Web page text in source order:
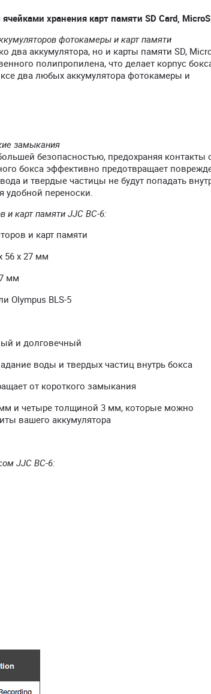
хранения карт памяти SD Card,
фотокамеры и карт памяти
аккумулятора, но и карты памяти SD,
полипропилена, что делает корпус
два любых аккумулятора фотокамеры и
замыкания
безопасностью, предохраняя контакты
бокса эффективно предотвращает
и твердые частицы не будут попадать
удобной переноски.
и карт памяти JJC BC-6:
и карт памяти
56 x 27 мм
мм
Olympus BLS-5
и долговечный
воды и твердых частиц внутрь бокса
от короткого замыкания
и четыре толщиной 3 мм, которые можно
вашего аккумулятора
JJC BC-6: